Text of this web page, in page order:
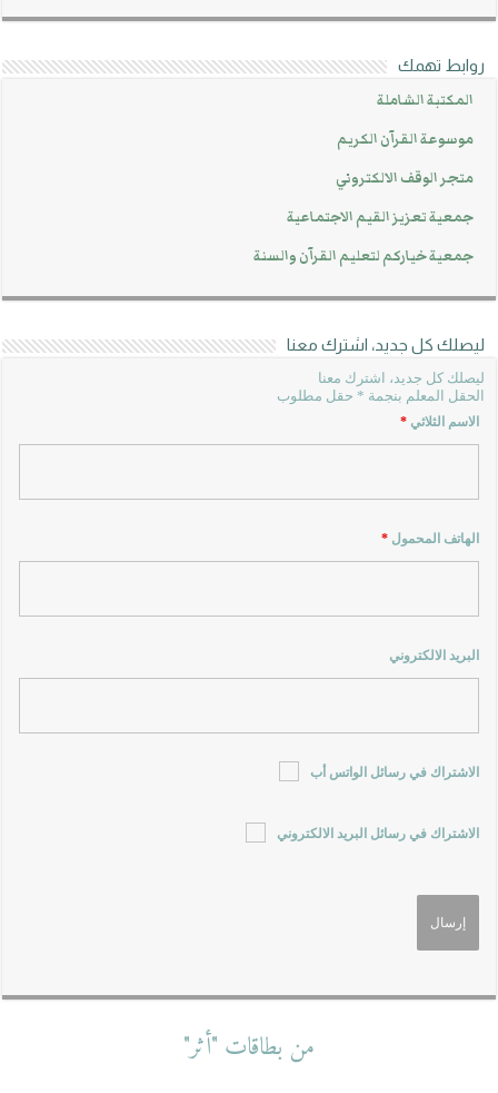
روابط تهمك
المكتبة الشاملة
موسوعة القرآن الكريم
متجر الوقف الالكتروني
جمعية تعزيز القيم الاجتماعية
جمعية خياركم لتعليم القرآن والسنة
ليصلك كل جديد، اشترك معنا
ليصلك كل جديد، اشترك معنا
الحقل المعلم بنجمة * حقل مطلوب
الاسم الثلاثي*
الهاتف المحمول*
البريد الالكتروني
الاشتراك في رسائل الواتس أب
الاشتراك في رسائل البريد الالكتروني
من بطاقات "أثر"